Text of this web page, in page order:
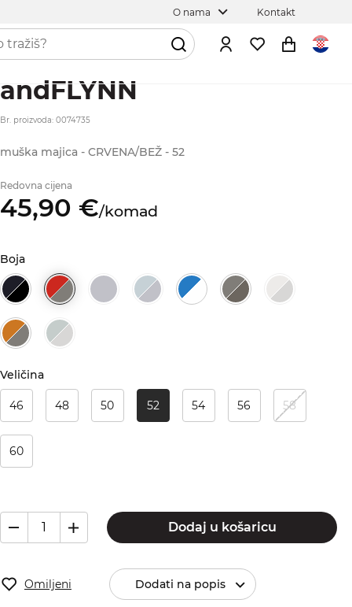
O nama Kontakt
andFLYNN
Br. proizvoda: 0074735
muška majica - CRVENA/BEŽ - 52
Redovna cijena
45,90 €/komad
Boja
Veličina
46 48 50 52 54 56 58
60
Dodaj u košaricu
Omiljeni Dodati na popis